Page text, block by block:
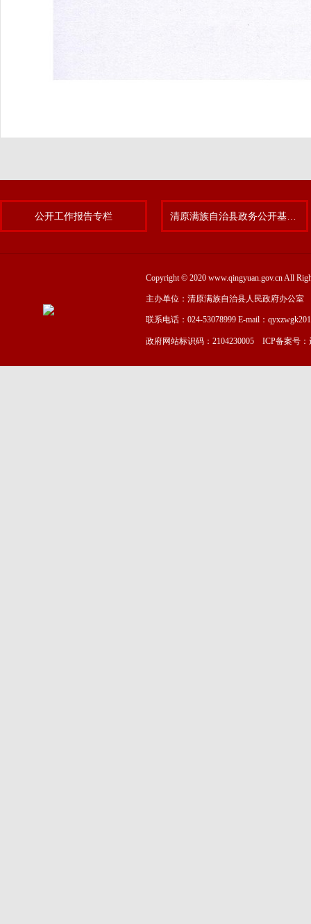
公开工作报告专栏
Copyright © 2020 www.qingyuan.gov.cn All
主办单位：清原满族自治县人民政府办公室
联系电话：024-53078999 E-mail：
政府网站标识码：2104230005 ICP备案号：